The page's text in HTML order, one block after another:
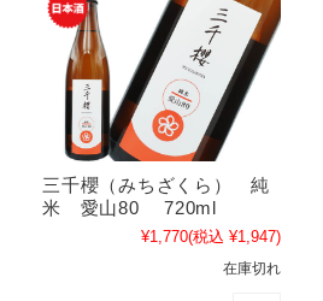
三千櫻（みちざくら） 純
米 愛山80 720ml
¥1,770(税込 ¥1,947)
在庫切れ